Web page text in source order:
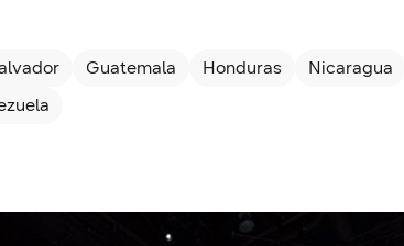
Guatemala Honduras Nicaragua